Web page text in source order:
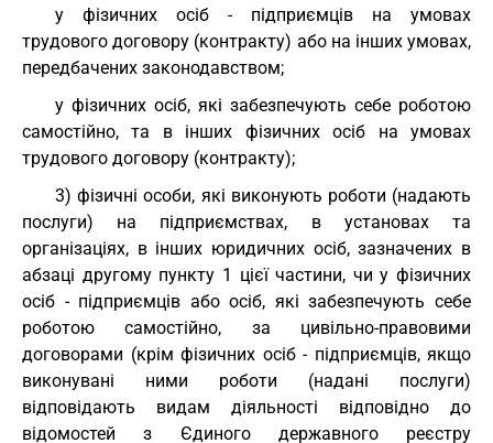
у фізичних осіб - підприємців на умовах
трудового договору (контракту) або на інших умовах,
передбачених законодавством;
у фізичних осіб, які забезпечують себе роботою
самостійно, та в інших фізичних осіб на умовах
трудового договору (контракту);
3) фізичні особи, які виконують роботи (надають
послуги) на підприємствах, в установах та
організаціях, в інших юридичних осіб, зазначених в
абзаці другому пункту 1 цієї частини, чи у фізичних
осіб - підприємців або осіб, які забезпечують себе
роботою самостійно, за цивільно-правовими
договорами (крім фізичних осіб - підприємців, якщо
виконувані ними роботи (надані послуги)
відповідають видам діяльності відповідно до
відомостей з Єдиного державного реєстру